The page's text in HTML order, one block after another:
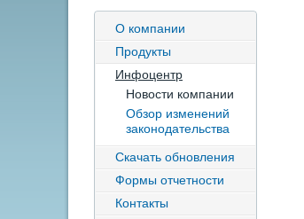
О компании
Продукты
Инфоцентр
Новости компании
Обзор изменений
законодательства
Скачать обновления
Формы отчетности
Контакты